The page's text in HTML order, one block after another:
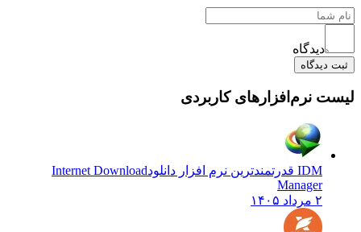
دیدگاه
ثبت دیدگاه
لیست نرم‌افزارهای کاربردی
IDM قدرتمندترین نرم افزار دانلود
Internet Download
Manager
۲ مرداد ۱۴۰۵